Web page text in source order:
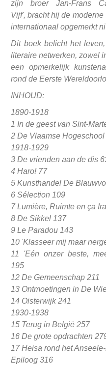
zijn broer Jan-Frans
Vijf', bracht hij de
internationaal opgemerkt
Dit boek belicht het
literaire netwerken, zowel
een opmerkelijk
rond de Eerste
INHOUD:
1890-1918
1 In de geest van Sint-
2 De Vlaamse Hogeschool
1918-1929
3 De vrienden aan de dis
4 Haro! 77
5 Kunsthandel De
6 Sélection 109
7 Lumière, Ruimte en ça
8 De Sikkel 137
9 Le Paradou 143
10 'Klasseer mij maar
11 'Eén onzer beste,
195
12 De Gemeenschap 211
13 Ontmoetingen in De
14 Oisterwijk 241
1930-1938
15 Terug in België 257
16 De grote opdrachten
17 Heisa rond het
Epiloog 316